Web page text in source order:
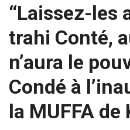
“Laissez-les
trahi Conté,
n’aura le
Condé à
la MUFFA de